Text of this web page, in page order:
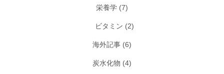
栄養学 (7)
ビタミン (2)
海外記事 (6)
炭水化物 (4)